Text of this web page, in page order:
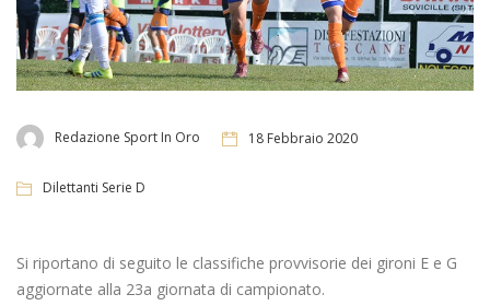
Redazione Sport In Oro 18 Febbraio 2020
Dilettanti Serie D
Si riportano di seguito le classifiche provvisorie dei gironi E e G
aggiornate alla 23a giornata di campionato.